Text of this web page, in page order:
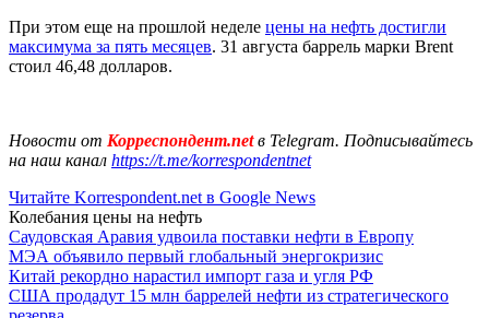
При этом еще на прошлой неделе цены на нефть достигли
максимума за пять месяцев. 31 августа баррель марки Brent
стоил 46,48 долларов.
Новости от Корреспондент.netв Telegram. Подписывайтесь
на наш канал https://t.me/korrespondentnet
Читайте Korrespondent.net в Google News
Колебания цены на нефть
Саудовская Аравия удвоила поставки нефти в Европу
МЭА объявило первый глобальный энергокризис
Китай рекордно нарастил импорт газа и угля РФ
США продадут 15 млн баррелей нефти из стратегического